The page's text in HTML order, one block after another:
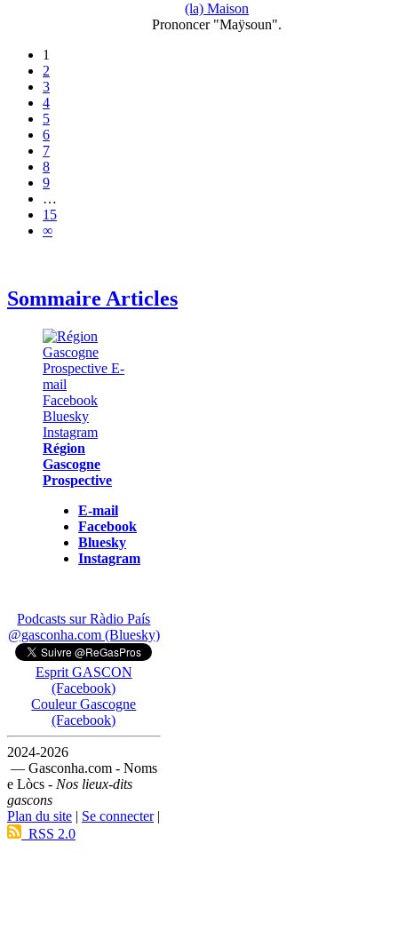
(la) Maison
Prononcer "Maÿsoun".
1
2
3
4
5
6
7
8
9
…
15
∞
Sommaire Articles
Région
Gascogne
Prospective
E-mail
Facebook
Bluesky
Instagram
Podcasts sur Ràdio País
@gasconha.com (Bluesky)
Esprit GASCON
(Facebook)
Couleur Gascogne
(Facebook)
2024-2026
— Gasconha.com - Noms
e Lòcs - Nos lieux-dits
gascons
Plan du site | Se connecter|
RSS 2.0